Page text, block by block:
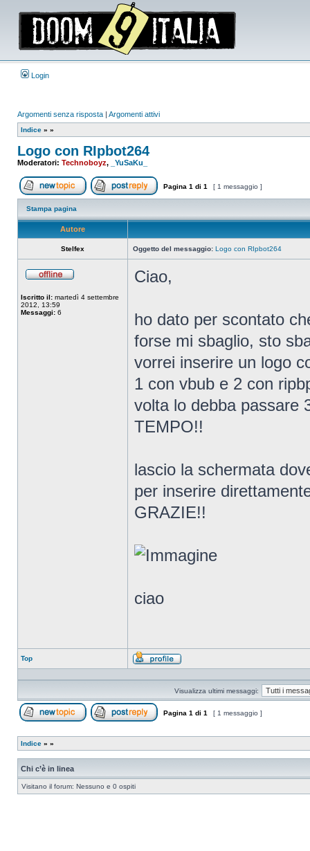
Login
Argomenti senza risposta | Argomenti attivi
Indice » »
Logo con RIpbot264
Moderatori: Technoboyz, _YuSaKu_
Apri un nuovo argomentoRispondi all’argomento
Pagina 1 di 1 [ 1 messaggio ]
Stampa pagina
Autore
Stelfex Oggetto del messaggio: Logo con RIpbot264
Iscritto il: martedì 4 settembre
2012, 13:59
Messaggi: 6
Ciao,
ho dato per scontato
forse mi sbaglio, sto
vorrei inserire un logo
1 con vbub e 2 con
volta lo debba passare
TEMPO!!
lascio la schermata
per inserire
GRAZIE!!
ciao
Top
Profilo
Visualizza ultimi messaggi:
Pagina 1 di 1 [ 1 messaggio ]
Indice » »
Chi c’è in linea
Visitano il forum: Nessuno e 0 ospiti